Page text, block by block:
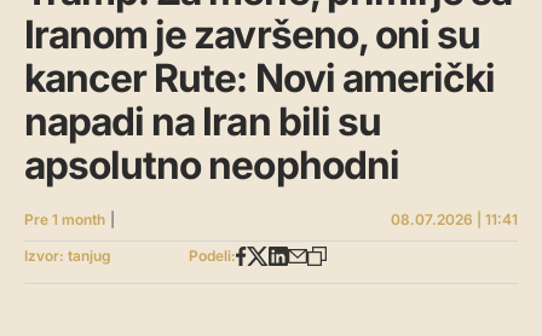
Iranom je završeno, oni su
kancer Rute: Novi američki
napadi na Iran bili su
apsolutno neophodni
Pre 1 month
08.07.2026 | 11:41
Izvor: tanjug
Podeli: